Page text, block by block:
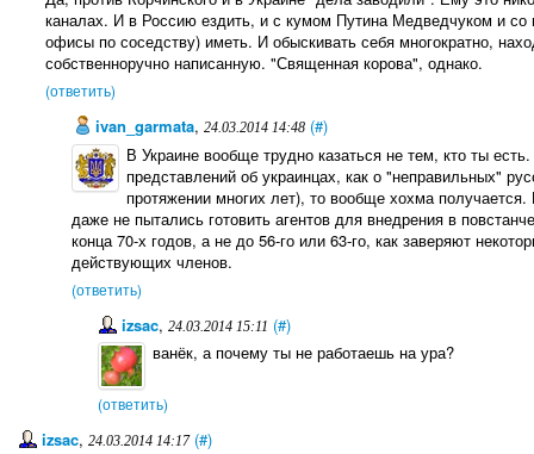
каналах. И в Россию ездить, и с кумом Путина Медведчуком и
офисы по соседству) иметь. И обыскивать себя многократно,
собственноручно написанную. "Священная корова", однако.
(ответить)
ivan_garmata,24.03.2014 14:48 (#)
В Украине вообще трудно казаться не тем, кто ты
представлений об украинцах, как о "неправильных"
протяжении многих лет), то вообще хохма
даже не пытались готовить агентов для внедрения в
конца 70-х годов, а не до 56-го или 63-го, как заверяют
действующих членов.
(ответить)
izsac, 24.03.2014 15:11 (#)
ванёк, а почему ты не работаешь на ура?
(ответить)
izsac, 24.03.2014 14:17 (#)